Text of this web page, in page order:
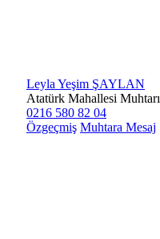
Leyla Yeşim ŞAYLAN
Atatürk Mahallesi Muhtarı
0216 580 82 04
Özgeçmiş Muhtara Mesaj